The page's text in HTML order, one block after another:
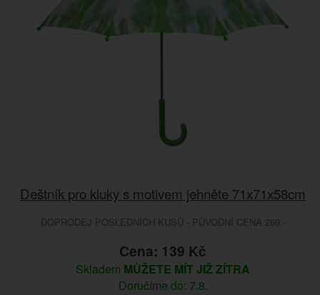
Deštník pro kluky s motivem jehněte 71x71x58cm
DOPRODEJ POSLEDNÍCH KUSŮ - PŮVODNÍ CENA 269.-
Cena: 139 Kč
Skladem MŮŽETE MÍT JIŽ ZÍTRA
Doručíme do: 7.8.